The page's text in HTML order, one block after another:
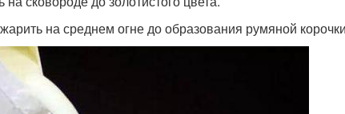
на среднем огне до образования румяной